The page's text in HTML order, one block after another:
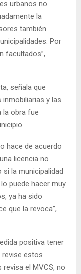
urbanos no
la
también
Por
facultados”,
señala que
inmobiliarias y las
la obra fue
hace de acuerdo
licencia no
si la municipalidad
puede hacer muy
ya ha sido
que la revoca”,
positiva tener
revise estos
el MVCS, no